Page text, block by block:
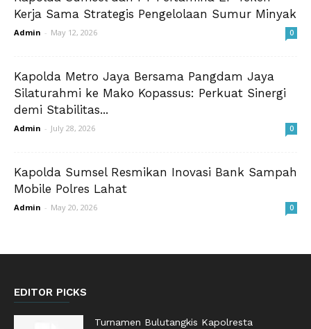
Kerja Sama Strategis Pengelolaan Sumur Minyak
Admin - May 12, 2026 0
Kapolda Metro Jaya Bersama Pangdam Jaya
Silaturahmi ke Mako Kopassus: Perkuat Sinergi
demi Stabilitas...
Admin - July 28, 2026 0
Kapolda Sumsel Resmikan Inovasi Bank Sampah
Mobile Polres Lahat
Admin - May 20, 2026 0
EDITOR PICKS
Turnamen Bulutangkis Kapolresta